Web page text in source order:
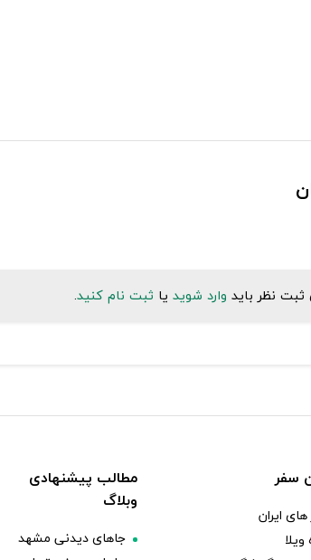
ثبت نظر باید وارد شوید یا ثبت نام کنید.
سفر
ایران
ویلا
مطالب پیشنهادی
وبلاگ
جاهای دیدنی مشهد